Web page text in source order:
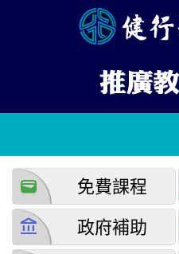
wallet 免費課程
account_balance 政府補助